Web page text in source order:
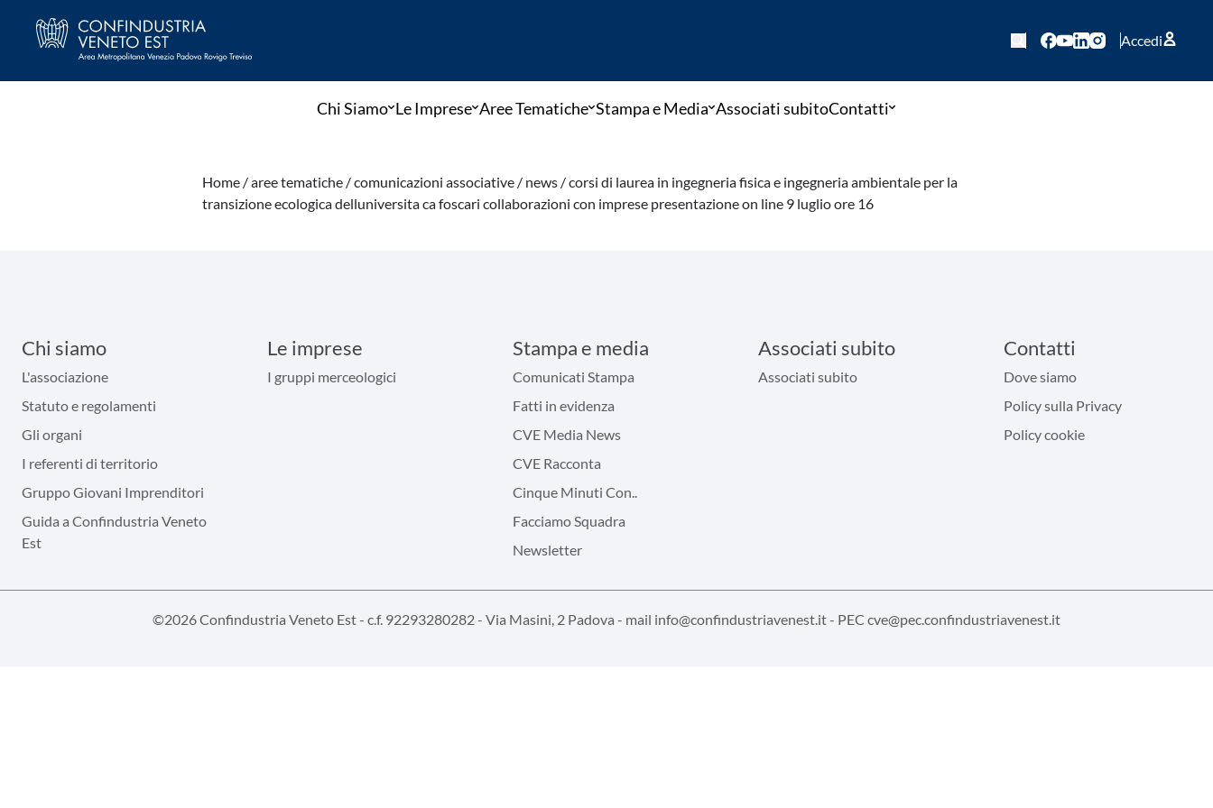
Accedi
Chi Siamo Le Imprese Aree Tematiche Stampa e Media Associati subitoContatti
Home /aree tematiche /comunicazioni associative / news /corsi di laurea in ingegneria fisica e ingegneria ambientale per la
transizione ecologica delluniversita ca foscari collaborazioni con imprese presentazione on line 9 luglio ore 16
Chi siamo
L'associazione
Statuto e regolamenti
Gli organi
I referenti di territorio
Gruppo Giovani Imprenditori
Guida a Confindustria Veneto
Est
Le imprese
I gruppi merceologici
Stampa e media
Comunicati Stampa
Fatti in evidenza
CVE Media News
CVE Racconta
Cinque Minuti Con..
Facciamo Squadra
Newsletter
Associati subito
Associati subito
Contatti
Dove siamo
Policy sulla Privacy
Policy cookie
©2026 Confindustria Veneto Est - c.f. 92293280282 - Via Masini, 2 Padova - mail info@confindustriavenest.it- PEC cve@pec.confindustriavenest.it